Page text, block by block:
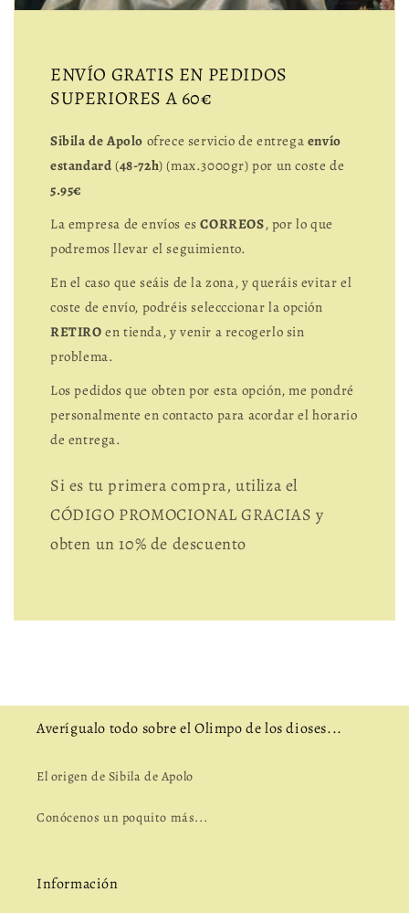
ENVÍO GRATIS EN PEDIDOS
SUPERIORES A 60€
Sibila de Apolo ofrece servicio de entrega envío
estandard (48-72h) (max.3000gr) por un coste de
5.95€
La empresa de envíos esCORREOS, por lo que
podremos llevar el seguimiento.
En el caso que seáis de la zona, y queráis evitar el
coste de envío, podréis selecccionar la opción
RETIROen tienda, y venir a recogerlo sin
problema.
Los pedidos que obten por esta opción, me pondré
personalmente en contacto para acordar el horario
de entrega.
Si es tu primera compra, utiliza el
CÓDIGO PROMOCIONAL GRACIAS y
obten un 10% de descuento
Averígualo todo sobre el Olimpo de los dioses...
El origen de Sibila de Apolo
Conócenos un poquito más...
Información